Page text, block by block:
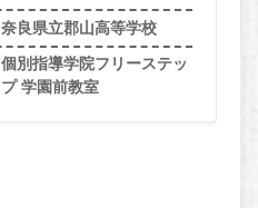
奈良県立郡山高等学校
個別指導学院フリーステッ
プ 学園前教室